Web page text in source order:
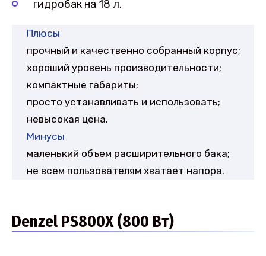
гидробак на 18 л.
Плюсы
прочный и качественно собранный корпус;
хороший уровень производительности;
компактные габариты;
просто устанавливать и использовать;
невысокая цена.
Минусы
маленький объем расширительного бака;
не всем пользователям хватает напора.
Denzel PS800X (800 Вт)